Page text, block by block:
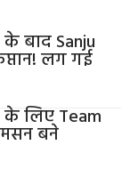
बाद Sanju
लग गई
के लिए Team
बने